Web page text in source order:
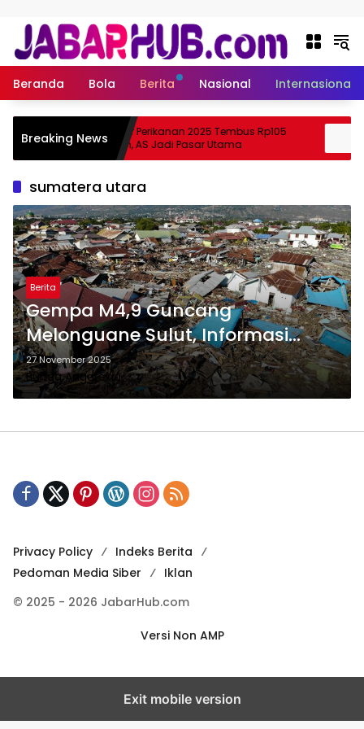
Beranda Bola Berita Nasional Internasional
Breaking NewsEkspor Perikanan 2025 Tembus Rp105
Triliun, AS Jadi Pasar Utama
sumatera utara
Berita
Gempa M4,9 Guncang
Melonguane Sulut, Informasi
BMKG
27 November 2025
Bunga Anggrekia
Privacy Policy
Indeks Berita
Pedoman Media Siber
Iklan
© 2025 - 2026 JabarHub.com
Versi Non AMP
Exit mobile version